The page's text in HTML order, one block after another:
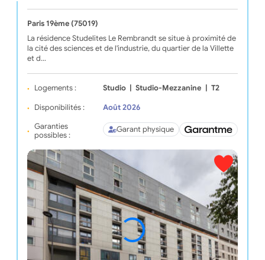
Paris 19ème (75019)
La résidence Studelites Le Rembrandt se situe à proximité de
la cité des sciences et de l'industrie, du quartier de la Villette
et d…
Logements : Studio Studio-Mezzanine T2
Disponibilités :
Août 2026
Garanties
possibles :
Garant physique